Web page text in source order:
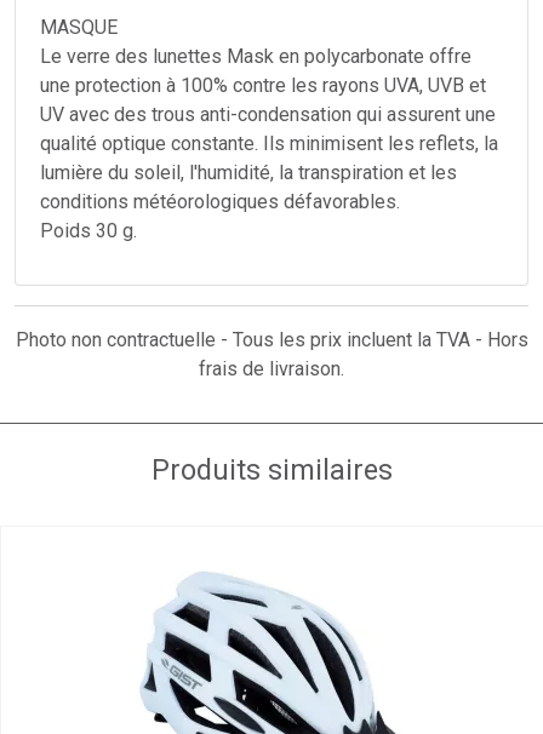
MASQUE
Le verre des lunettes Mask en polycarbonate offre
une protection à 100% contre les rayons UVA, UVB et
UV avec des trous anti-condensation qui assurent une
qualité optique constante. Ils minimisent les reflets, la
lumière du soleil, l'humidité, la transpiration et les
conditions météorologiques défavorables.
Poids 30 g.
Photo non contractuelle - Tous les prix incluent la TVA - Hors
frais de livraison.
Produits similaires